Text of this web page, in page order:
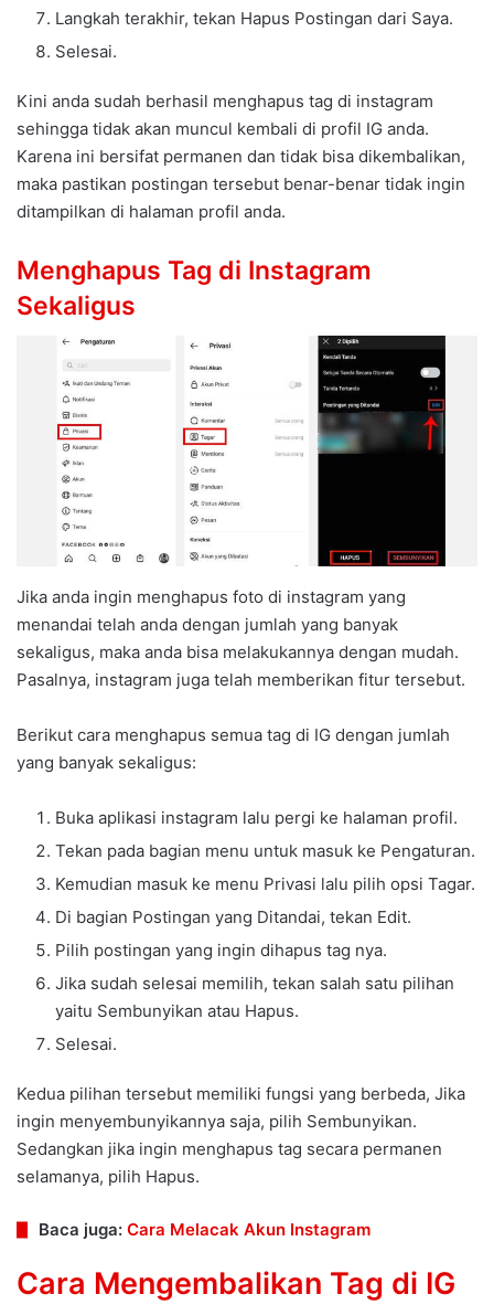
Langkah terakhir, tekan Hapus Postingan dari Saya.
Selesai.
Kini anda sudah berhasil menghapus tag di instagram
sehingga tidak akan muncul kembali di profil IG anda.
Karena ini bersifat permanen dan tidak bisa dikembalikan,
maka pastikan postingan tersebut benar-benar tidak ingin
ditampilkan di halaman profil anda.
Menghapus Tag di Instagram
Sekaligus
Jika anda ingin menghapus foto di instagram yang
menandai telah anda dengan jumlah yang banyak
sekaligus, maka anda bisa melakukannya dengan mudah.
Pasalnya, instagram juga telah memberikan fitur tersebut.
Berikut cara menghapus semua tag di IG dengan jumlah
yang banyak sekaligus:
Buka aplikasi instagram lalu pergi ke halaman profil.
Tekan pada bagian menu untuk masuk ke Pengaturan.
Kemudian masuk ke menu Privasi lalu pilih opsi Tagar.
Di bagian Postingan yang Ditandai, tekan Edit.
Pilih postingan yang ingin dihapus tag nya.
Jika sudah selesai memilih, tekan salah satu pilihan
yaitu Sembunyikan atau Hapus.
Selesai.
Kedua pilihan tersebut memiliki fungsi yang berbeda, Jika
ingin menyembunyikannya saja, pilih Sembunyikan.
Sedangkan jika ingin menghapus tag secara permanen
selamanya, pilih Hapus.
Baca juga: Cara Melacak Akun Instagram
Cara Mengembalikan Tag di IG